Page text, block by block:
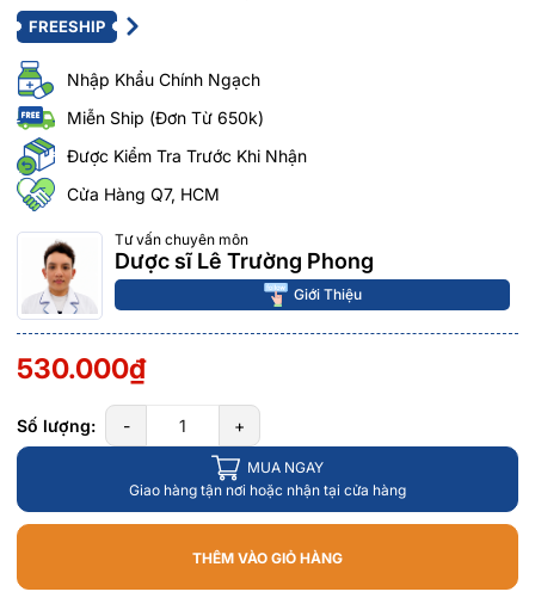
FREESHIP
Nhập Khẩu Chính Ngạch
Miễn Ship (Đơn Từ 650k)
Được Kiểm Tra Trước Khi Nhận
Cửa Hàng Q7, HCM
Tư vấn chuyên môn
Dược sĩ Lê Trường Phong
Giới Thiệu
530.000₫
Số lượng: - +
MUA NGAY
Giao hàng tận nơi hoặc nhận tại cửa hàng
THÊM VÀO GIỎ HÀNG